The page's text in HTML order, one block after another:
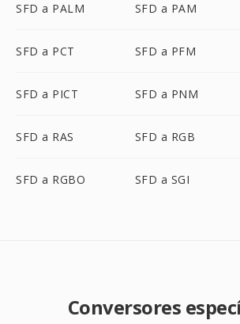
SFD a PALM SFD a PAM
SFD a PCT SFD a PFM
SFD a PICT SFD a PNM
SFD a RAS SFD a RGB
SFD a RGBO SFD a SGI
Conversores